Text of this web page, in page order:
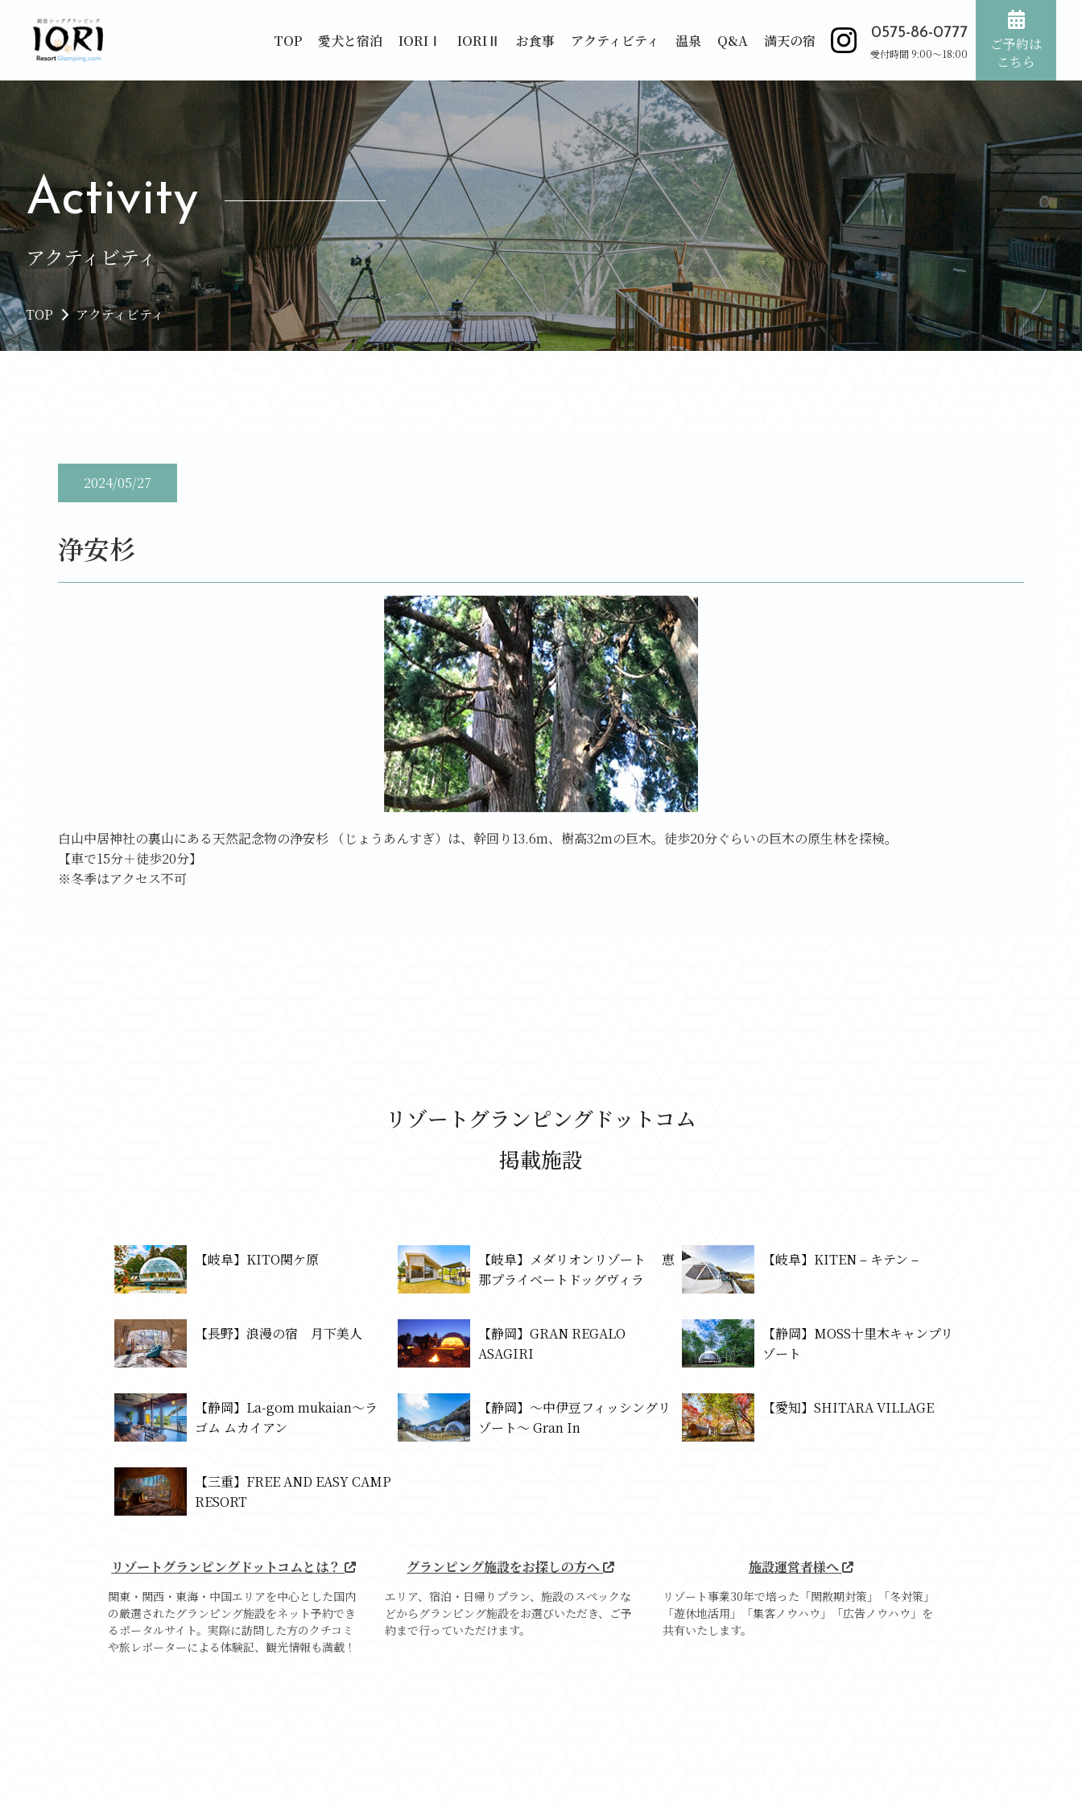
TOP 愛犬と宿泊 IORIⅠ IORIⅡ お食事 アクティビティ 温泉 Q&A 満天の宿 0575-86-0777
受付時間 9:00～18:00
ご予約は
こちら
Activity
アクティビティ
TOP アクティビティ
2024/05/27
浄安杉
白山中居神社の裏山にある天然記念物の浄安杉 （じょうあんすぎ）は、幹回り13.6m、樹高32mの巨木。徒歩20分ぐらいの巨木の原生林を探検。
【車で15分＋徒歩20分】
※冬季はアクセス不可
リゾートグランピングドットコム
掲載施設
【岐阜】KITO関ケ原
【岐阜】メダリオンリゾート 恵
那プライベートドッグヴィラ
【岐阜】KITEN – キテン –
【長野】浪漫の宿 月下美人
【静岡】GRAN REGALO
ASAGIRI
【静岡】MOSS十里木キャンプリ
ゾート
【静岡】La-gom mukaian～ラ
ゴム ムカイアン
【静岡】～中伊豆フィッシングリ
ゾート～ Gran In
【愛知】SHITARA VILLAGE
【三重】FREE AND EASY CAMP
RESORT
リゾートグランピングドットコムとは？
関東・関西・東海・中国エリアを中心とした国内
の厳選されたグランピング施設をネット予約でき
るポータルサイト。実際に訪問した方のクチコミ
や旅レポーターによる体験記、観光情報も満載！
グランピング施設をお探しの方へ
エリア、宿泊・日帰りプラン、施設のスペックな
どからグランピング施設をお選びいただき、ご予
約まで行っていただけます。
施設運営者様へ
リゾート事業30年で培った「閑散期対策」「冬対策」
「遊休地活用」「集客ノウハウ」「広告ノウハウ」を
共有いたします。